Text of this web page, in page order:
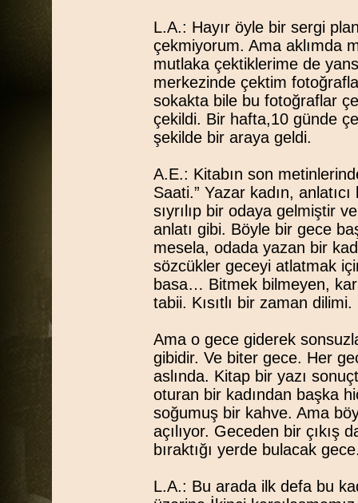
L.A.: Hayır öyle bir sergi
çekmiyorum. Ama aklımda
mutlaka çektiklerime de
merkezinde çektim
sokakta bile bu fotoğraflar
çekildi. Bir hafta,10 günde
şekilde bir araya geldi.
A.E.: Kitabın son
Saati.” Yazar kadın,
sıyrılıp bir odaya gelmiştir
anlatı gibi. Böyle bir gece
mesela, odada yazan bir
sözcükler geceyi atlatmak
basa… Bitmek bilmeyen,
tabii. Kısıtlı bir zaman dilimi.
Ama o gece giderek
gibidir. Ve biter gece. Her
aslında. Kitap bir yazı
oturan bir kadından başka
soğumuş bir kahve. Ama
açılıyor. Geceden bir çıkış
bıraktığı yerde bulacak
L.A.: Bu arada ilk defa bu